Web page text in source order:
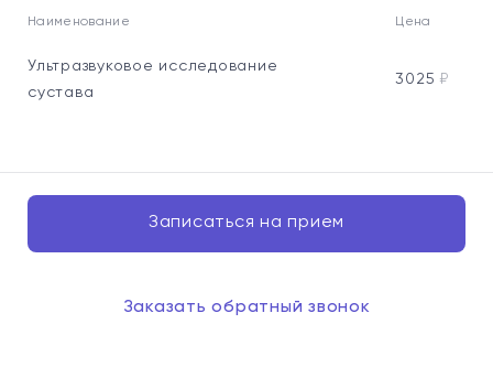
Наименование Цена
Ультразвуковое исследование
сустава
3025 ₽
Записаться на прием
Заказать обратный звонок